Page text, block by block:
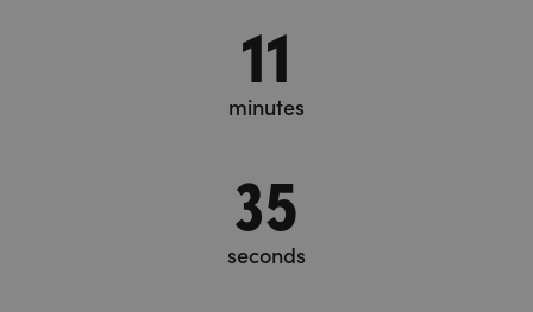
11
minutes
36
seconds